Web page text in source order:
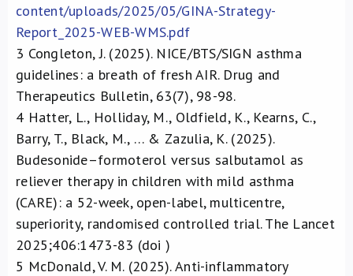
content/uploads/2025/05/GINA-Strategy-
Report_2025-WEB-WMS.pdf
3 Congleton, J. (2025). NICE/BTS/SIGN asthma
guidelines: a breath of fresh AIR. Drug and
Therapeutics Bulletin, 63(7), 98-98.
4 Hatter, L., Holliday, M., Oldfield, K., Kearns, C.,
Barry, T., Black, M., … & Zazulia, K. (2025).
Budesonide–formoterol versus salbutamol as
reliever therapy in children with mild asthma
(CARE): a 52-week, open-label, multicentre,
superiority, randomised controlled trial. The Lancet
2025;406:1473-83 (doi )
5 McDonald, V. M. (2025). Anti-inflammatory